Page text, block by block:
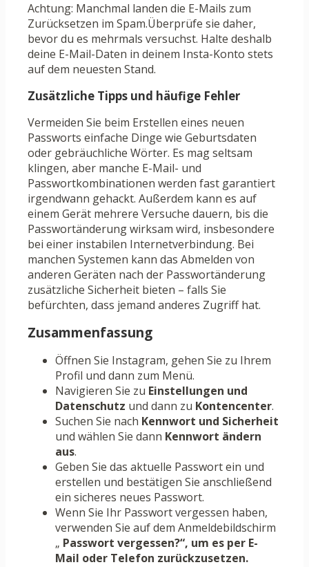
Achtung: Manchmal landen die E-Mails zum
Zurücksetzen im Spam.Überprüfe sie daher,
bevor du es mehrmals versuchst. Halte deshalb
deine E-Mail-Daten in deinem Insta-Konto stets
auf dem neuesten Stand.
Zusätzliche Tipps und häufige Fehler
Vermeiden Sie beim Erstellen eines neuen
Passworts einfache Dinge wie Geburtsdaten
oder gebräuchliche Wörter. Es mag seltsam
klingen, aber manche E-Mail- und
Passwortkombinationen werden fast garantiert
irgendwann gehackt. Außerdem kann es auf
einem Gerät mehrere Versuche dauern, bis die
Passwortänderung wirksam wird, insbesondere
bei einer instabilen Internetverbindung. Bei
manchen Systemen kann das Abmelden von
anderen Geräten nach der Passwortänderung
zusätzliche Sicherheit bieten – falls Sie
befürchten, dass jemand anderes Zugriff hat.
Zusammenfassung
Öffnen Sie Instagram, gehen Sie zu Ihrem
Profil und dann zum Menü.
Navigieren Sie zu Einstellungen und
Datenschutz und dann zu Kontencenter.
Suchen Sie nach Kennwort und Sicherheit
und wählen Sie dann Kennwort ändern
aus.
Geben Sie das aktuelle Passwort ein und
erstellen und bestätigen Sie anschließend
ein sicheres neues Passwort.
Wenn Sie Ihr Passwort vergessen haben,
verwenden Sie auf dem Anmeldebildschirm
„ Passwort vergessen?“, um es per E-
Mail oder Telefon zurückzusetzen.